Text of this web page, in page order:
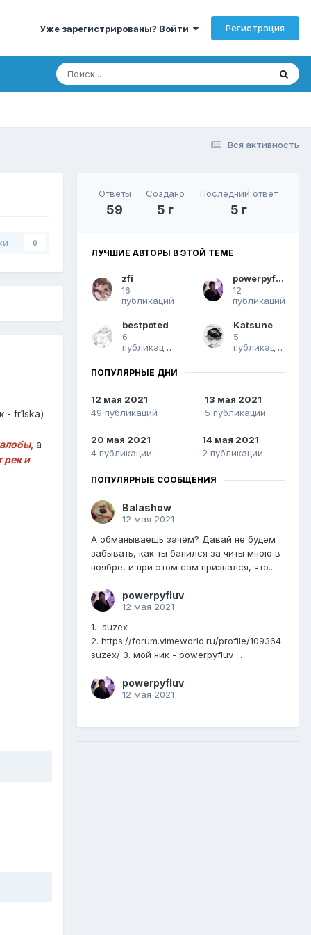
Уже зарегистрированы? Войти Регистрация
Вся активность
0
- fr1ska)
, а
рек и
Ответы
59
Создано
5 г
Последний ответ
5 г
ЛУЧШИЕ АВТОРЫ В ЭТОЙ ТЕМЕ
zfi
16
публикаций
powerpyfluv
12
публикаций
bestpoted
6
публикаций
Katsune
5
публикаций
ПОПУЛЯРНЫЕ ДНИ
12 мая 2021
49 публикаций
13 мая 2021
5 публикаций
20 мая 2021
4 публикации
14 мая 2021
2 публикации
ПОПУЛЯРНЫЕ СООБЩЕНИЯ
Balashow
12 мая 2021
А обманываешь зачем? Давай не будем
забывать, как ты банился за читы мною в
ноябре, и при этом сам признался, что...
powerpyfluv
12 мая 2021
1. suzex
2. https://forum.vimeworld.ru/profile/109364-
suzex/ 3. мой ник - powerpyfluv ...
powerpyfluv
12 мая 2021